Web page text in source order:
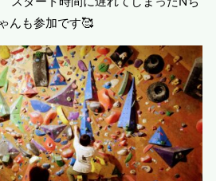
ゃんも参加です🥰